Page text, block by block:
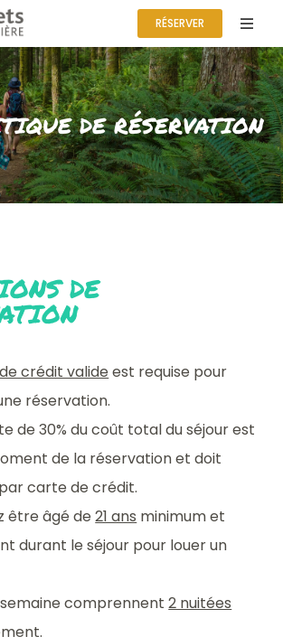
RÉSERVER
DE RÉSERVATION
DE
crédit valide est requise pour
réservation.
de 30% du coût total du séjour est
de la réservation et doit
carte de crédit.
être âgé de21 ans minimum et
durant le séjour pour louer un
semaine comprennent2 nuitées
.